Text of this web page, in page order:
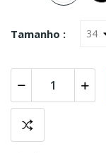
Tamanho :